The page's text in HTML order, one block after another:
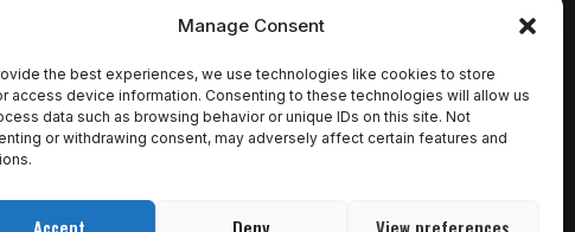
Manage Consent
the best experiences, we use technologies like cookies to store
access device information. Consenting to these technologies will allow us
data such as browsing behavior or unique IDs on this site. Not
or withdrawing consent, may adversely affect certain features and
Accept Deny View preferences
COM 4 MEGABITS!